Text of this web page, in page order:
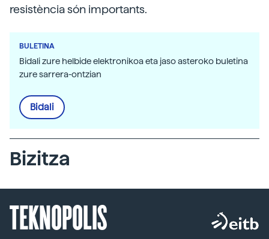
resistència són importants.
BULETINA
Bidali zure helbide elektronikoa eta jaso asteroko buletina
zure sarrera-ontzian
Bidali
Bizitza
TEKNOPOLIS